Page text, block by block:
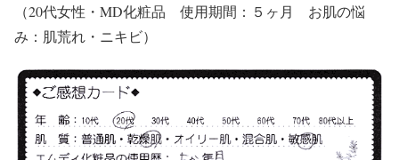
（20代女性・MD化粧品 使用期間：５ヶ月 お肌の悩
み：肌荒れ・ニキビ）